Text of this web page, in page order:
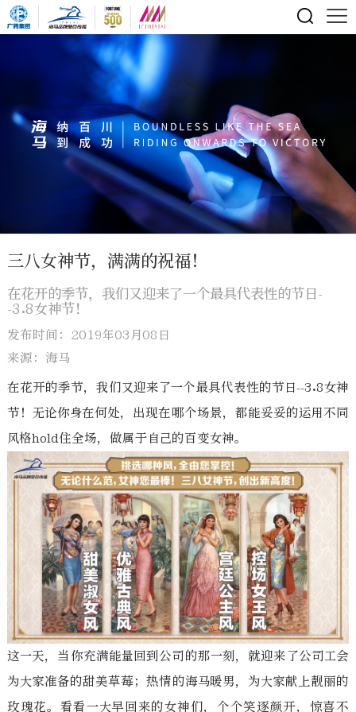
三八女神节，满满的祝福！
在花开的季节，我们又迎来了一个最具代表性的节日-
-3.8女神节！
发布时间：2019年03月08日
来源：海马
在花开的季节，我们又迎来了一个最具代表性的节日--3.8女神
节！无论你身在何处，出现在哪个场景，都能妥妥的运用不同
风格hold住全场，做属于自己的百变女神。
这一天，当你充满能量回到公司的那一刻，就迎来了公司工会
为大家准备的甜美草莓；热情的海马暖男，为大家献上靓丽的
玫瑰花。看看一大早回来的女神们，个个笑逐颜开，惊喜不